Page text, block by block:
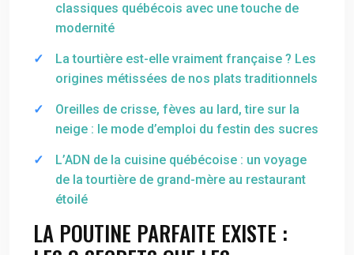
classiques québécois avec une touche de
modernité
La tourtière est-elle vraiment française ? Les
origines métissées de nos plats traditionnels
Oreilles de crisse, fèves au lard, tire sur la
neige : le mode d’emploi du festin des sucres
L’ADN de la cuisine québécoise : un voyage
de la tourtière de grand-mère au restaurant
étoilé
LA POUTINE PARFAITE EXISTE :